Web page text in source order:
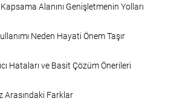
Alanını Genişletmenin Yolları
Neden Hayati Önem Taşır
Hataları ve Basit Çözüm Önerileri
Arasındaki Farklar